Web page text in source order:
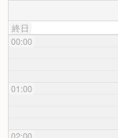
終日
00:00
01:00